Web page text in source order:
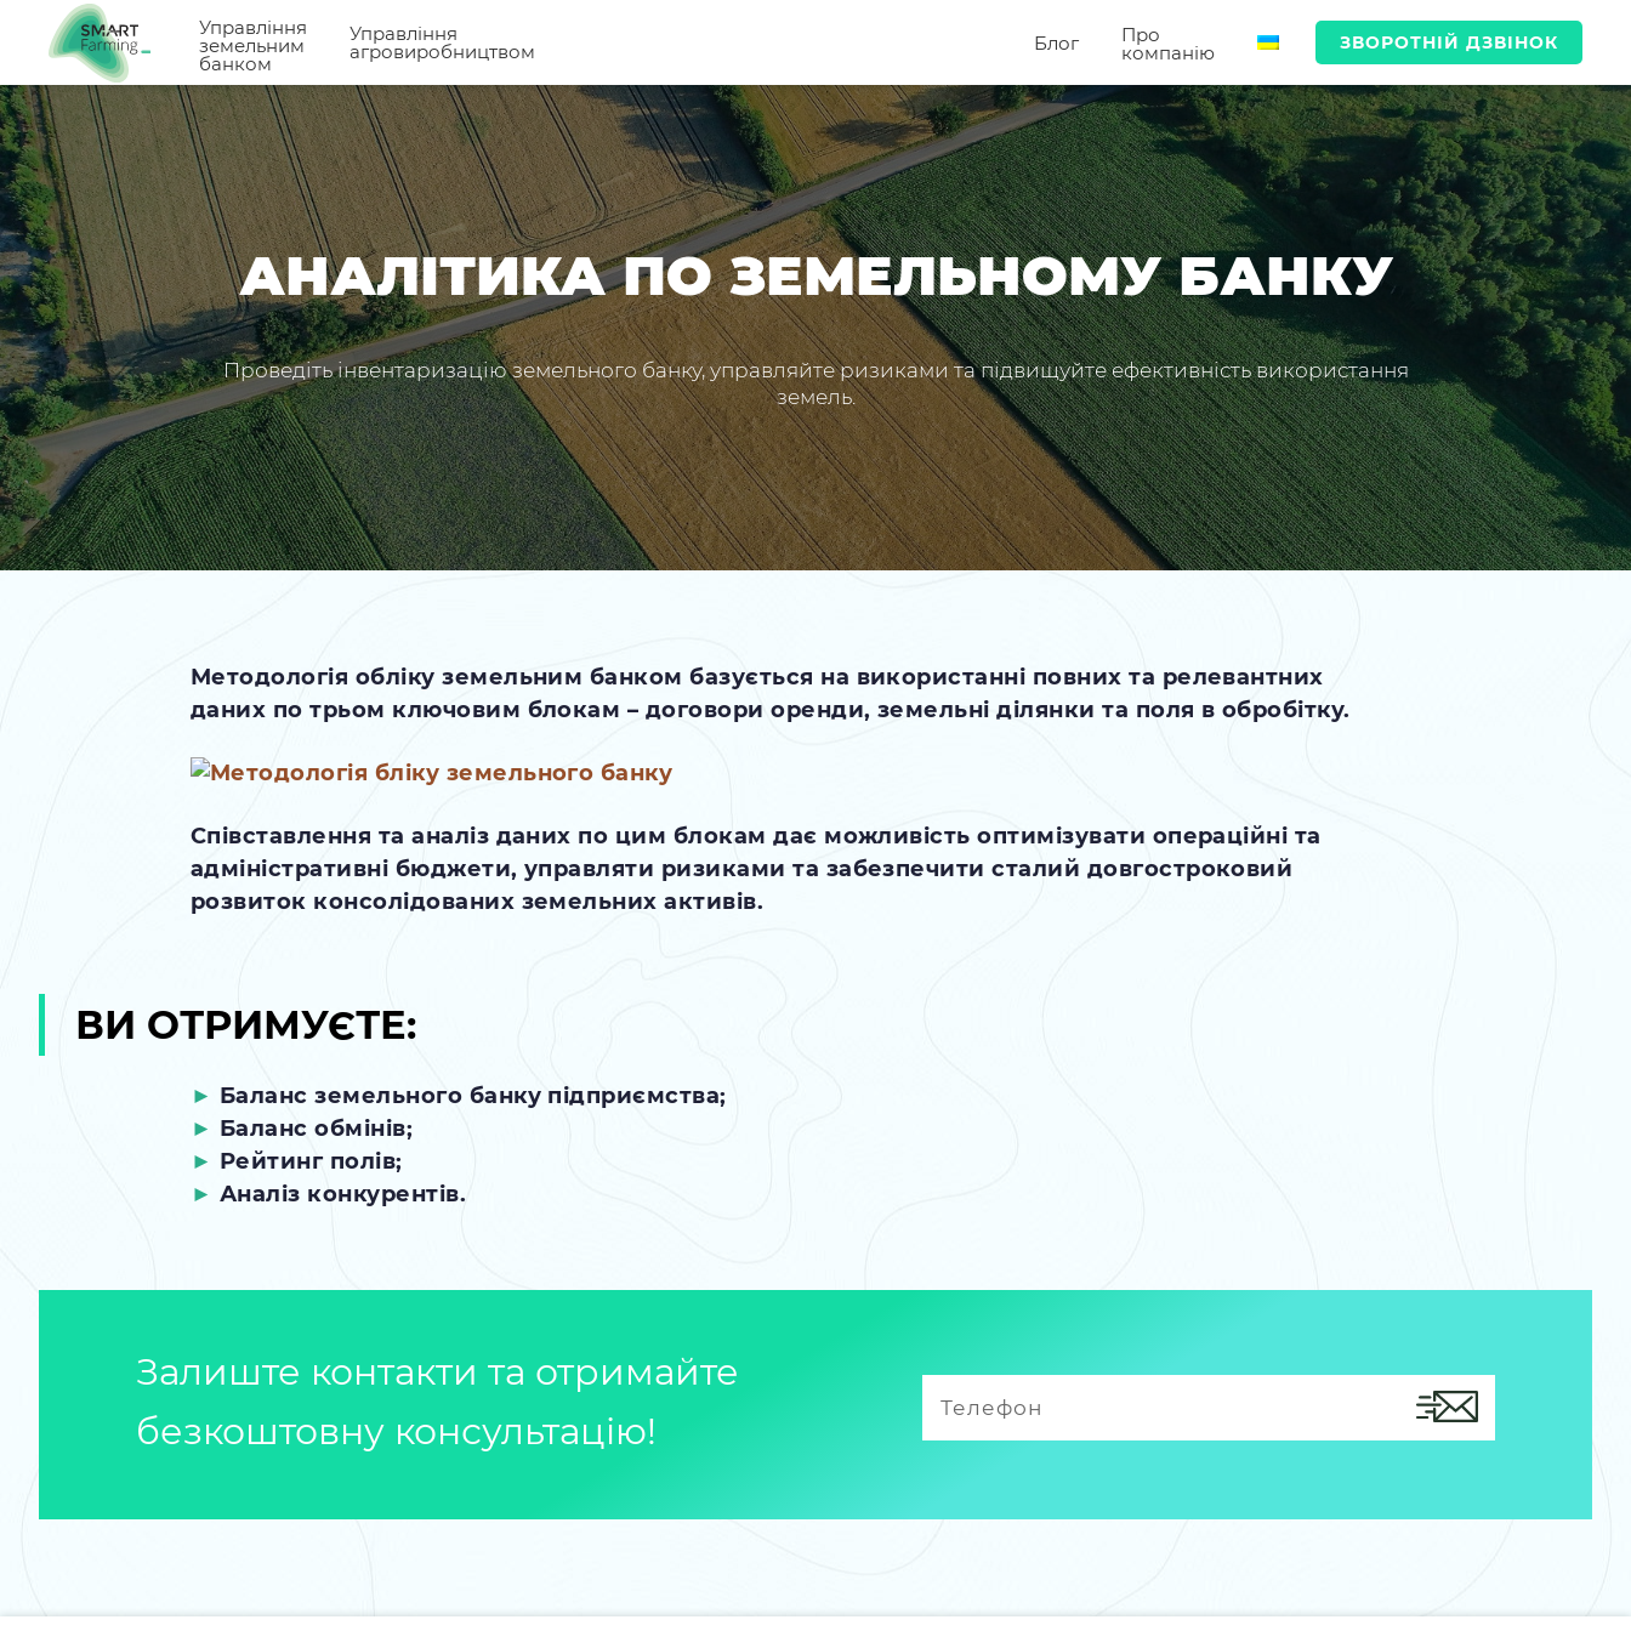
ЗВОРОТНІЙ ДЗВІНОК
Управління
земельним
банком
Управління
агровиробництвом Блог Про
компанію
АНАЛІТИКА ПО ЗЕМЕЛЬНОМУ БАНКУ
Проведіть інвентаризацію земельного банку, управляйте ризиками та підвищуйте ефективність використання
земель.
Методологія обліку земельним банком базується на використанні повних та релевантних
даних по трьом ключовим блокам – договори оренди, земельні ділянки та поля в обробітку.
Співставлення та аналіз даних по цим блокам дає можливість оптимізувати операційні та
адміністративні бюджети, управляти ризиками та забезпечити сталий довгостроковий
розвиток консолідованих земельних активів.
ВИ ОТРИМУЄТЕ:
Баланс земельного банку підприємства;
Баланс обмінів;
Рейтинг полів;
Аналіз конкурентів.
Залиште контакти та отримайте
безкоштовну консультацію!